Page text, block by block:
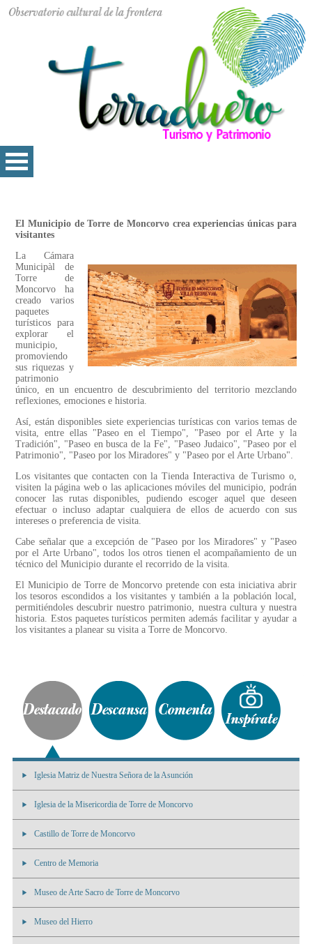
El Municipio de Torre de Moncorvo crea experiencias únicas para
visitantes
La Cámara
Municipàl de
Torre de
Moncorvo ha
creado varios
paquetes
turísticos para
explorar el
municipio,
promoviendo
sus riquezas y
patrimonio
único, en un encuentro de descubrimiento del territorio mezclando
reflexiones, emociones e historia.
Así, están disponibles siete experiencias turísticas con varios temas de
visita, entre ellas "Paseo en el Tiempo", "Paseo por el Arte y la
Tradición", "Paseo en busca de la Fe", "Paseo Judaico", "Paseo por el
Patrimonio", "Paseo por los Miradores" y "Paseo por el Arte Urbano".
Los visitantes que contacten con la Tienda Interactiva de Turismo o,
visiten la página web o las aplicaciones móviles del municipio, podrán
conocer las rutas disponibles, pudiendo escoger aquel que deseen
efectuar o incluso adaptar cualquiera de ellos de acuerdo con sus
intereses o preferencia de visita.
Cabe señalar que a excepción de "Paseo por los Miradores" y "Paseo
por el Arte Urbano", todos los otros tienen el acompañamiento de un
técnico del Municipio durante el recorrido de la visita.
El Municipio de Torre de Moncorvo pretende con esta iniciativa abrir
los tesoros escondidos a los visitantes y también a la población local,
permitiéndoles descubrir nuestro patrimonio, nuestra cultura y nuestra
historia. Estos paquetes turísticos permiten además facilitar y ayudar a
los visitantes a planear su visita a Torre de Moncorvo.
Iglesia Matriz de Nuestra Señora de la Asunción
Iglesia de la Misericordia de Torre de Moncorvo
Castillo de Torre de Moncorvo
Centro de Memoria
Museo de Arte Sacro de Torre de Moncorvo
Museo del Hierro